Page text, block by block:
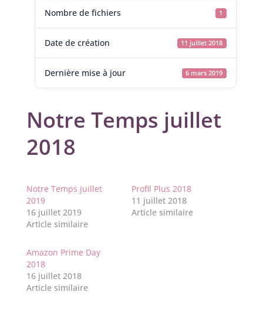
Nombre de fichiers 1
Date de création 11 juillet 2018
Dernière mise à jour 6 mars 2019
Notre Temps juillet
2018
Notre Temps juillet
2019
16 juillet 2019
Article similaire
Profil Plus 2018
11 juillet 2018
Article similaire
Amazon Prime Day
2018
16 juillet 2018
Article similaire